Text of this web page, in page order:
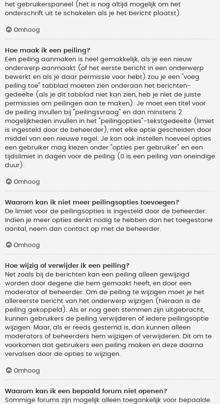
het gebruikerspaneel (het is nog altijd mogelijk om het
onderschrift uit te schakelen als je het bericht plaatst).
Omhoog
Hoe maak ik een peiling?
Een peiling aanmaken is heel gemakkelijk, als je een nieuw
onderwerp aanmaakt (of het eerste bericht in een onderwerp
bewerkt en als je daar permissie voor hebt) zou je een "voeg
peiling toe" tabblad moeten zien onderaan het berichten-
gedeelte (als je dit tabblad niet kan zien, heb je niet de juiste
permissies om peilingen aan te maken). Je moet een titel voor
de peiling invullen bij "peilingsvraag" en dan minstens 2
mogelijkheden invullen in het "peilingopties"-tekstgedeelte (limiet
is ingesteld door de beheerder), met elke optie gescheiden door
middel van een nieuwe regel. Je kan ook instellen hoeveel opties
een gebruiker mag kiezen onder "opties per gebruiker" en een
tijdslimiet in dagen voor de peiling (0 is een peiling van oneindige
duur).
Omhoog
Waarom kan ik niet meer peilingsopties toevoegen?
De limiet voor de peilingsopties is ingesteld door de beheerder.
Indien je meer opties denkt nodig te hebben dan het toegestane
aantal, neem dan contact op met de beheerder.
Omhoog
Hoe wijzig of verwijder ik een peiling?
Net zoals bij de berichten kan een peiling alleen gewijzigd
worden door degene die hem gemaakt heeft, en door een
moderator of beheerder. Om de peiling te wijzigen moet je het
allereerste bericht van het onderwerp wijzigen (hieraan is de
peiling gekoppeld). Als er nog geen stemmen zijn uitgebracht,
kunnen gebruikers de peiling verwijderen of iedere peilingsoptie
wijzigen. Maar, als er reeds gestemd is, dan kunnen alleen
moderators of beheerders hem wijzigen of verwijderen. Dit om te
voorkomen dat gebruikers een peiling maken en deze daarna
vervalsen door de opties te wijzigen.
Omhoog
Waarom kan ik een bepaald forum niet openen?
Sommige forums zijn mogelijk alleen toegankelijk voor bepaalde